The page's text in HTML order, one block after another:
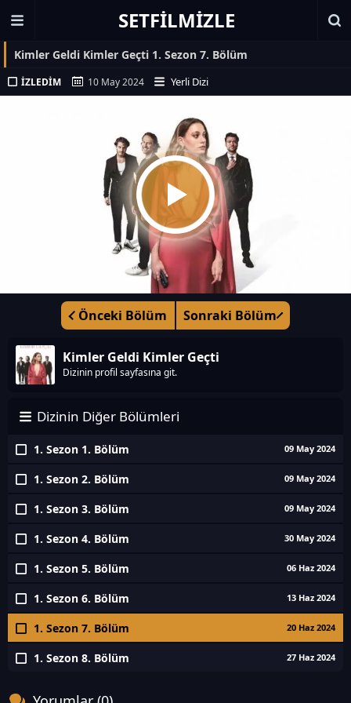
SETFILMIZLE
Kimler Geldi Kimler Geçti 1. Sezon 7. Bölüm
İZLEDIM 10 May 2024 Yerli Dizi
Önceki Bölüm Sonraki Bölüm
Kimler Geldi Kimler Geçti
Dizinin profil sayfasına git.
Dizinin Diğer Bölümleri
1. Sezon 1. Bölüm 09 May 2024
1. Sezon 2. Bölüm 09 May 2024
1. Sezon 3. Bölüm 09 May 2024
1. Sezon 4. Bölüm 30 May 2024
1. Sezon 5. Bölüm 06 Haz 2024
1. Sezon 6. Bölüm 13 Haz 2024
1. Sezon 7. Bölüm 20 Haz 2024
1. Sezon 8. Bölüm 27 Haz 2024